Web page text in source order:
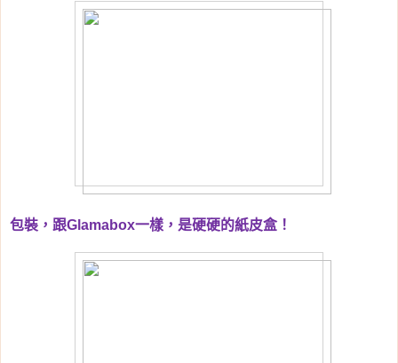
包裝，跟Glamabox一樣，是硬硬的紙皮盒！